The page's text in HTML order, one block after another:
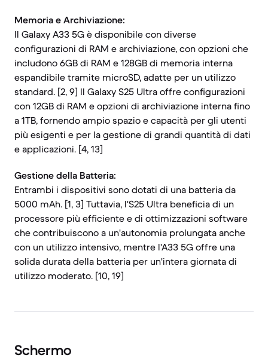
Memoria e Archiviazione:
Il Galaxy A33 5G è disponibile con diverse
configurazioni di RAM e archiviazione, con opzioni che
includono 6GB di RAM e 128GB di memoria interna
espandibile tramite microSD, adatte per un utilizzo
standard. [2, 9] Il Galaxy S25 Ultra offre configurazioni
con 12GB di RAM e opzioni di archiviazione interna fino
a 1TB, fornendo ampio spazio e capacità per gli utenti
più esigenti e per la gestione di grandi quantità di dati
e applicazioni. [4, 13]
Gestione della Batteria:
Entrambi i dispositivi sono dotati di una batteria da
5000 mAh. [1, 3] Tuttavia, l'S25 Ultra beneficia di un
processore più efficiente e di ottimizzazioni software
che contribuiscono a un'autonomia prolungata anche
con un utilizzo intensivo, mentre l'A33 5G offre una
solida durata della batteria per un'intera giornata di
utilizzo moderato. [10, 19]
Schermo